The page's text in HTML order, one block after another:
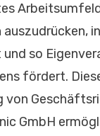
so
fördert.
von
GmbH